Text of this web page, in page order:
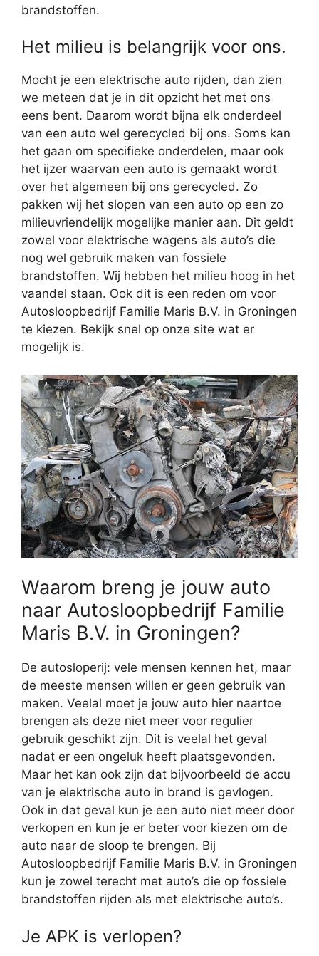
brandstoffen.
Het milieu is belangrijk voor ons.
Mocht je een elektrische auto rijden, dan zien
we meteen dat je in dit opzicht het met ons
eens bent. Daarom wordt bijna elk onderdeel
van een auto wel gerecycled bij ons. Soms kan
het gaan om specifieke onderdelen, maar ook
het ijzer waarvan een auto is gemaakt wordt
over het algemeen bij ons gerecycled. Zo
pakken wij het slopen van een auto op een zo
milieuvriendelijk mogelijke manier aan. Dit geldt
zowel voor elektrische wagens als auto’s die
nog wel gebruik maken van fossiele
brandstoffen. Wij hebben het milieu hoog in het
vaandel staan. Ook dit is een reden om voor
Autosloopbedrijf Familie Maris B.V. in Groningen
te kiezen. Bekijk snel op onze site wat er
mogelijk is.
Waarom breng je jouw auto
naar Autosloopbedrijf Familie
Maris B.V. in Groningen?
De autosloperij: vele mensen kennen het, maar
de meeste mensen willen er geen gebruik van
maken. Veelal moet je jouw auto hier naartoe
brengen als deze niet meer voor regulier
gebruik geschikt zijn. Dit is veelal het geval
nadat er een ongeluk heeft plaatsgevonden.
Maar het kan ook zijn dat bijvoorbeeld de accu
van je elektrische auto in brand is gevlogen.
Ook in dat geval kun je een auto niet meer door
verkopen en kun je er beter voor kiezen om de
auto naar de sloop te brengen. Bij
Autosloopbedrijf Familie Maris B.V. in Groningen
kun je zowel terecht met auto’s die op fossiele
brandstoffen rijden als met elektrische auto’s.
Je APK is verlopen?